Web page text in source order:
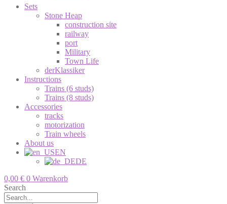
Sets
Stone Heap
construction site
railway
port
Military
Town Life
derKlassiker
Instructions
Trains (6 studs)
Trains (8 studs)
Accessories
tracks
motorization
Train wheels
About us
EN
DE
0,00 € 0 Warenkorb
Search